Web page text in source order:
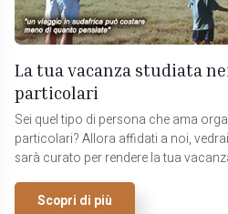
La tua vacanza studiata
particolari
Sei quel tipo di persona che ama
particolari? Allora affidati a noi,
sarà curato per rendere la tua
Scopri di più